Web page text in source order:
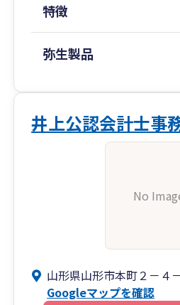
特徴
弥生製品
井上公認会計士事
No
山形県山形市本町２－４
Googleマップを確認